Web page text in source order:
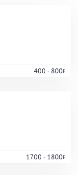
400 - 800
1700 - 1800